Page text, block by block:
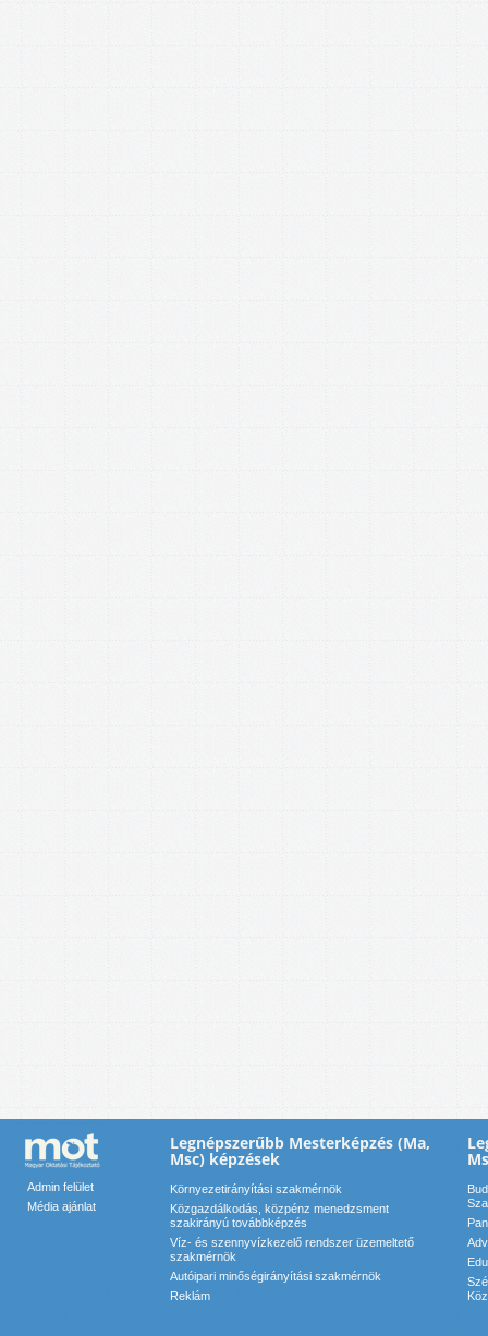
Admin felület
Média ajánlat
Legnépszerűbb Mesterképzés (Ma,
Msc) képzések
Környezetirányítási szakmérnök
Közgazdálkodás, közpénz menedzsment
szakirányú továbbképzés
Víz- és szennyvízkezelő rendszer üzemeltető
szakmérnök
Autóipari minőségirányítási szakmérnök
Reklám